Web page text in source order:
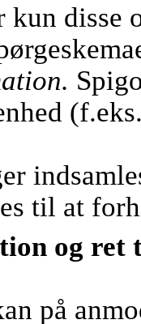
kun
til at
og ret
på